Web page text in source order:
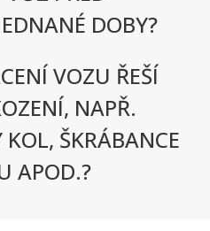
DOBY?
VOZU ŘEŠÍ
NAPŘ.
KOL, ŠKRÁBANCE
APOD.?